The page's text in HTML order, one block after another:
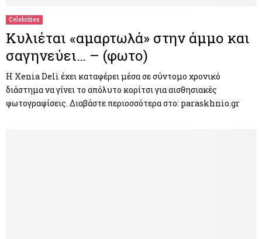
Celebrities
Κυλιέται «αμαρτωλά» στην άμμο και
σαγηνεύει… – (φωτο)
H Xenia Deli έχει καταφέρει μέσα σε σύντομο χρονικό
διάστημα να γίνει το απόλυτο κορίτσι για αισθησιακές
φωτογραφίσεις. Διαβάστε περιοσσότερα στο: paraskhnio.gr